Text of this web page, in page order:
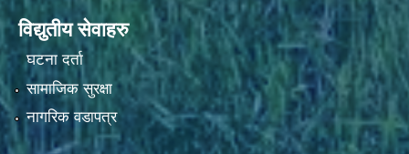
विद्युतीय सेवाहरु
घटना दर्ता
सामाजिक सुरक्षा
नागरिक वडापत्र